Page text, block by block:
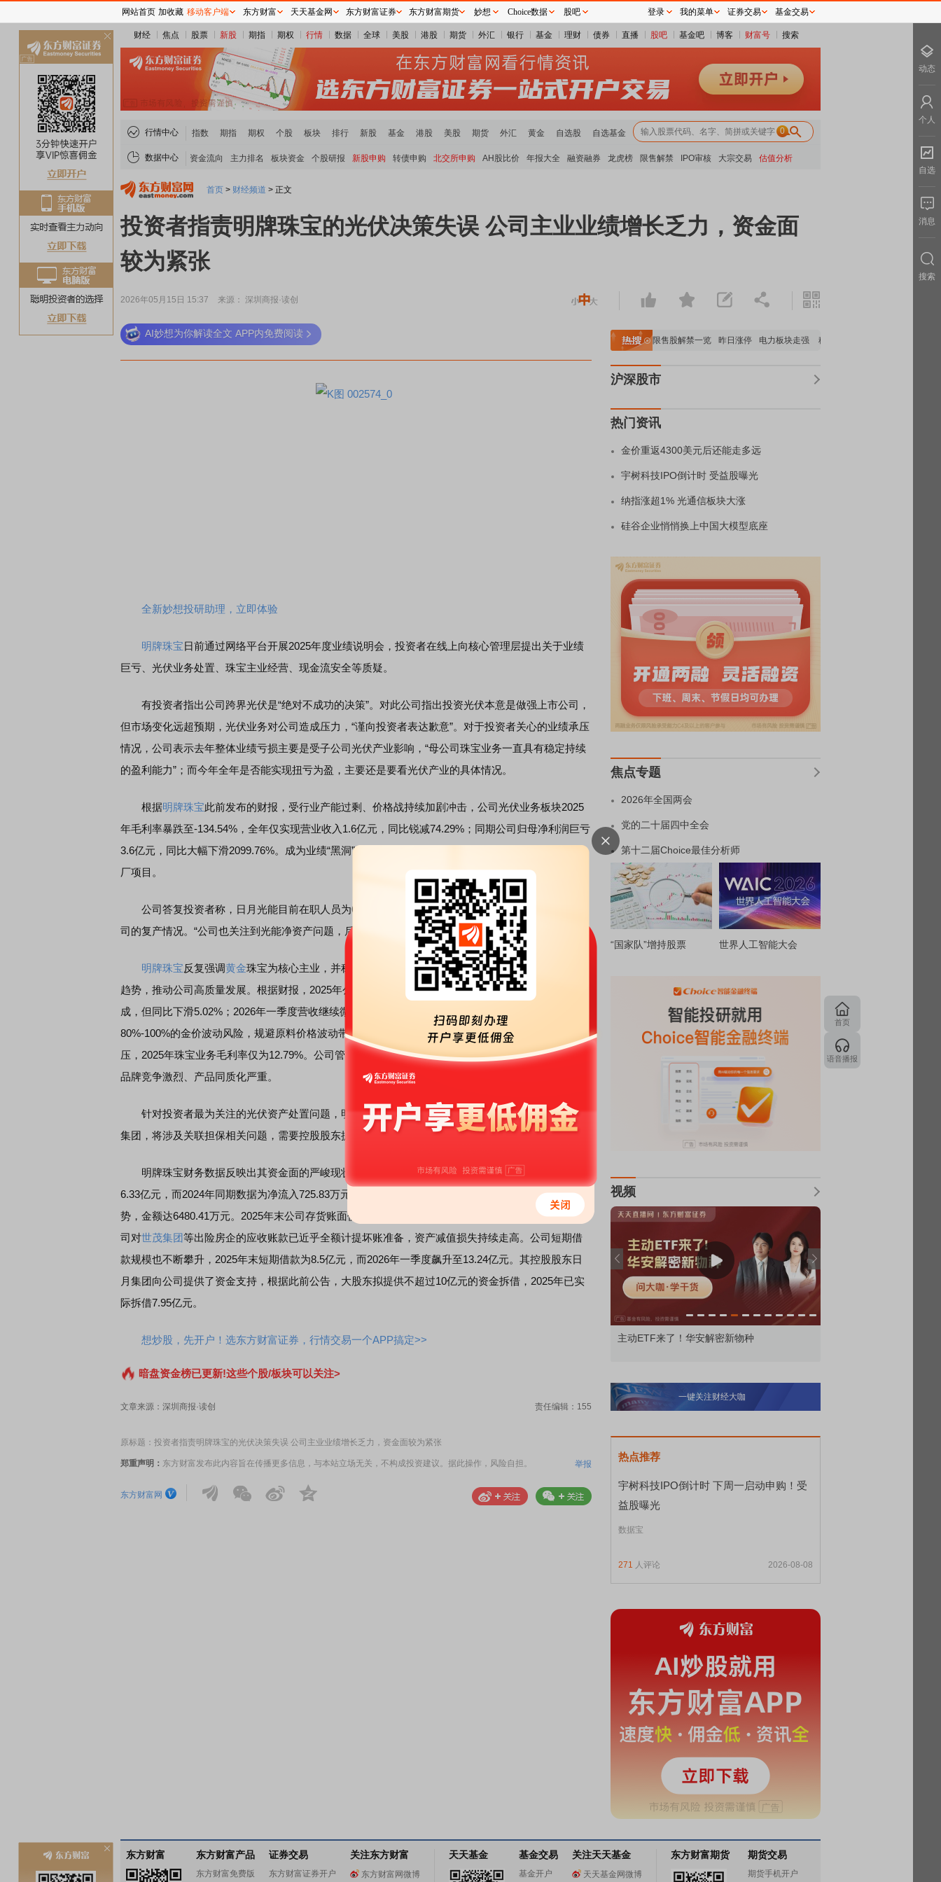
财经 焦点 股票 新股 期指 期权 行情 数据 全球 美股 港股 期货 外汇 银行 基金 理财 债券 直播 股吧 基金吧 博客 财富号 搜索
行情中心 指数 期指 期权 个股 板块 排行 新股 基金 港股 美股 期货 外汇 黄金 自选股 自选基金 0
数据中心 资金流向 主力排名 板块资金 个股研报 新股申购 转债申购 北交所申购 AH股比价 年报大全 融资融券 龙虎榜 限售解禁 IPO审核 大宗交易 估值分析
首页 > 财经频道 > 正文
投资者指责明牌珠宝的光伏决策失误 公司主业业绩增长乏力，资金面
较为紧张
2026年05月15日 15:37 来源： 深圳商报·读创
AI妙想为你解读全文 APP内免费阅读
全新妙想投研助理，立即体验
明牌珠宝日前通过网络平台开展2025年度业绩说明会，投资者在线上向核心管理层提出关于业绩
巨亏、光伏业务处置、珠宝主业经营、现金流安全等质疑。
有投资者指出公司跨界光伏是“绝对不成功的决策”。对此公司指出投资光伏本意是做强上市公司，
但市场变化远超预期，光伏业务对公司造成压力，“谨向投资者表达歉意”。对于投资者关心的业绩承压
情况，公司表示去年整体业绩亏损主要是受子公司光伏产业影响，“母公司珠宝业务一直具有稳定持续
的盈利能力”；而今年全年是否能实现扭亏为盈，主要还是要看光伏产业的具体情况。
根据明牌珠宝此前发布的财报，受行业产能过剩、价格战持续加剧冲击，公司光伏业务板块2025
年毛利率暴跌至-134.54%，全年仅实现营业收入1.6亿元，同比锐减74.29%；同期公司归母净利润巨亏
3.6亿元，同比大幅下滑2099.76%。成为业绩“黑洞”的正是公司此前重金投入的日月光伏
片超级工
厂项目。
公司答复投资者称，日月光能目前在职人员为62人，今年是否资产减值需看光伏的整体形势及公
司的复产情况。“公司也关注到光能净资产问题，后续会采取积极措施消除影响。”
明牌珠宝反复强调黄金珠宝为核心主业，并称后续将继续深耕黄金珠宝主业，密切关注光伏业务
趋势，推动公司高质量发展。根据财报，2025年公司珠宝首饰业务实现收入29.11亿元，占总营收近九
成，但同比下滑5.02%；2026年一季度营收继续微降1.75%。公司还提到，已通过
80%-100%的金价波动风险，规避原料价格波动带来的经营影响；但财报显示，其主业盈利能力依旧承
压，2025年珠宝业务毛利率仅为12.79%。公司管理层在沟通中直言，毛利率下滑的核心原因是行业内
品牌竞争激烈、产品同质化严重。
针对投资者最为关注的光伏资产处置问题，明牌珠宝坦言，若将该部分资产剥离回控股股东日月
集团，将涉及关联担保相关问题，需要控股股东提供反担保或取消原有担保，并履行额外审议程序。
明牌珠宝财务数据反映出其资金面的严峻现状。2025年公司经营活动产生的现金流量净额净流出
6.33亿元，而2024年同期数据为净流入725.83万元；2026年一季度，其经营性现金流延续净流出态
势，金额达6480.41万元。2025年末公司存货账面价值高达19.47亿元，占资产总额近30%；同时，公
司对世茂集团等出险房企的应收账款已近乎全额计提坏账准备，资产减值损失持续走高。公司短期借
款规模也不断攀升，2025年末短期借款为8.5亿元，而2026年一季度飙升至13.24亿元。其控股股东日
月集团向公司提供了资金支持，根据此前公告，大股东拟提供不超过10亿元的资金拆借，2025年已实
际拆借7.95亿元。
想炒股，先开户！选东方财富证券，行情交易一个APP搞定>>
暗盘资金榜已更新!这些个股/板块可以关注>
文章来源：深圳商报·读创 责任编辑：155
原标题：投资者指责明牌珠宝的光伏决策失误 公司主业业绩增长乏力，资金面较为紧张
郑重声明： 东方财富发布此内容旨在传播更多信息，与本站立场无关，不构成投资建议。据此操作，风险自担。 举报
东方财富网
稀土板块领涨 元件板块走强 半导体板块活跃 沪深资金流向 上市公司限售股解禁一览 昨日涨停 电力板块走强 稀土板块领涨
沪深股市
热门资讯
金价重返4300美元后还能走多远
宇树科技IPO倒计时 受益股曝光
纳指涨超1% 光通信板块大涨
硅谷企业悄悄换上中国大模型底座
焦点专题
2026年全国两会
党的二十届四中全会
第十二届Choice最佳分析师
“国家队”增持股票 世界人工智能大会
视频
财经早知道：CRO领涨，有亮点有分化 午间论市 主动ETF来了！华安解密新物种
一键关注财经大咖
热点推荐
宇树科技IPO倒计时 下周一启动申购！受
益股曝光
数据宝
271 人评论 2026-08-08
首页
语音播报
东方财富 东方财富产品
东方财富免费版
证券交易
东方财富证券开户
关注东方财富
东方财富网微博
天天基金 基金交易
基金开户
关注天天基金
天天基金网微博
东方财富期货 期货交易
期货手机开户
网站首页 加收藏 移动客户端 东方财富 天天基金网 东方财富证券 东方财富期货 妙想 Choice数据 股吧 登录 我的菜单 证券交易 基金交易
动态
个人
自选
消息
搜索
关